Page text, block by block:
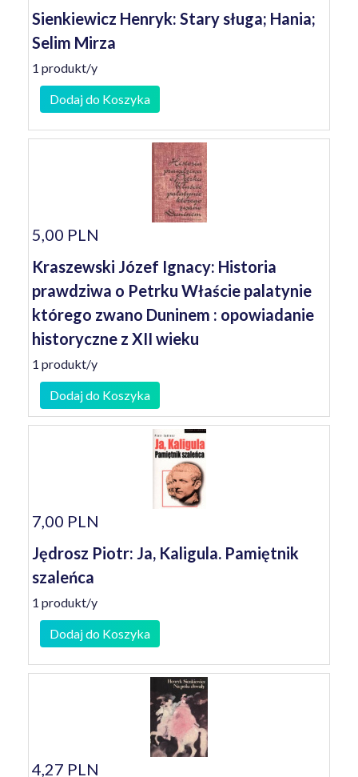
Sienkiewicz Henryk: Stary sługa; Hania;
Selim Mirza
1 produkt/y
Dodaj do Koszyka
5,00 PLN
Kraszewski Józef Ignacy: Historia
prawdziwa o Petrku Właście palatynie
którego zwano Duninem : opowiadanie
historyczne z XII wieku
1 produkt/y
Dodaj do Koszyka
7,00 PLN
Jędrosz Piotr: Ja, Kaligula. Pamiętnik
szaleńca
1 produkt/y
Dodaj do Koszyka
4,27 PLN